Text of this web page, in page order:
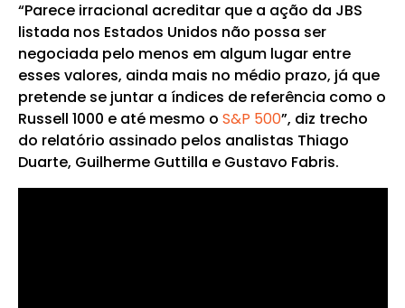
“Parece irracional acreditar que a ação da JBS
listada nos Estados Unidos não possa ser
negociada pelo menos em algum lugar entre
esses valores, ainda mais no médio prazo, já que
pretende se juntar a índices de referência como o
Russell 1000 e até mesmo o S&P 500”, diz trecho
do relatório assinado pelos analistas Thiago
Duarte, Guilherme Guttilla e Gustavo Fabris.